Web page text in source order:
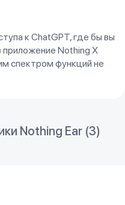
к ChatGPT, где бы вы
приложение Nothing X
спектром функций не
Nothing Ear (3)